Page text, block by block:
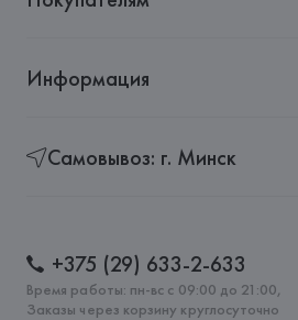
Информация
Самовывоз: г. Минск
+375 (29) 633-2-633
Время работы: пн-вс с 09:00 до 21:00,
Заказы через корзину круглосуточно